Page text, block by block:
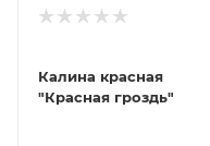
Калина красная
"Красная гроздь"